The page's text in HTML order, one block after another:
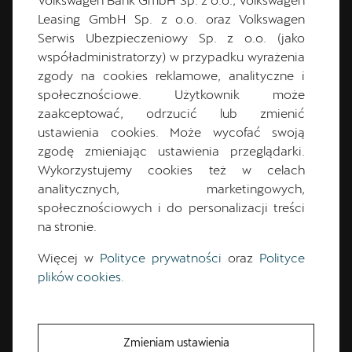
Wtorek:9:00-19:00
Środa:9:00 -19:00
Czwartek:9:00-19:00
Piątek:9:00
19:00
Sobota:9:00-15:00
Niedziela:Nieczynne
Leasing GmbH Sp. z o.o. oraz Volkswagen
Serwis Ubezpieczeniowy Sp. z o.o. (jako
współadministratorzy) w przypadku wyrażenia
zgody na cookies reklamowe, analityczne i
społecznościowe. Użytkownik może
zaakceptować, odrzucić lub zmienić
ustawienia cookies. Może wycofać swoją
zgodę zmieniając ustawienia przeglądarki.
Wykorzystujemy cookies też w celach
analitycznych, marketingowych,
społecznościowych i do personalizacji treści
na stronie.
Więcej w Polityce prywatności oraz Polityce
plików cookies
Zmieniam ustawienia